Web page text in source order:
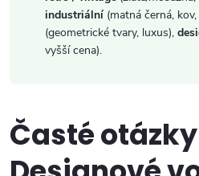
industriální (matná černá,
(geometrické tvary, luxus),
vyšší cena).
Časté